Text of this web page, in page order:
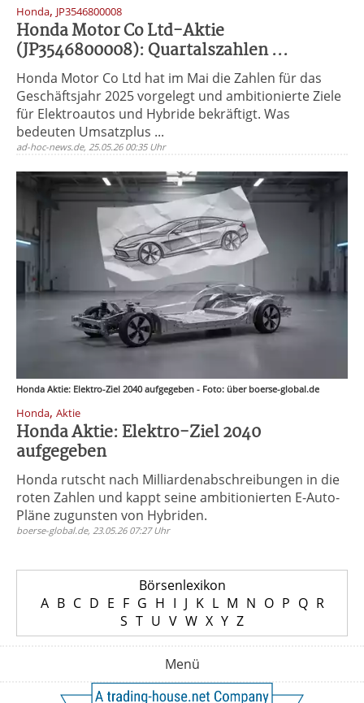
Honda, JP3546800008
Honda Motor Co Ltd-Aktie
(JP3546800008): Quartalszahlen ...
Honda Motor Co Ltd hat im Mai die Zahlen für das
Geschäftsjahr 2025 vorgelegt und ambitionierte Ziele
für Elektroautos und Hybride bekräftigt. Was
bedeuten Umsatzplus ...
ad-hoc-news.de, 25.05.26 00:35 Uhr
Honda Aktie: Elektro-Ziel 2040 aufgegeben - Foto: über boerse-global.de
Honda, Aktie
Honda Aktie: Elektro-Ziel 2040
aufgegeben
Honda rutscht nach Milliardenabschreibungen in die
roten Zahlen und kappt seine ambitionierten E-Auto-
Pläne zugunsten von Hybriden.
boerse-global.de, 23.05.26 07:27 Uhr
Börsenlexikon
A B C D E F G H I J K L M N O P Q R
S T U V W X Y Z
Menü